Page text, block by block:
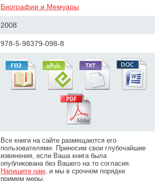
Биографии и Мемуары
2008
978-5-98379-098-8
Все книги на сайте размещаются его
пользователями. Приносим свои глубочайшие
извинения, если Ваша книга была
опубликована без Вашего на то согласия.
Напишите нам, и мы в срочном порядке
примем меры.